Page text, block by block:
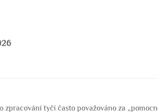
tyčí často považováno za